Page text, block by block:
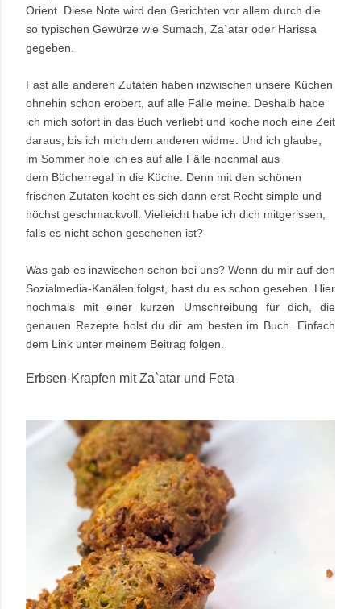
Orient. Diese Note wird den Gerichten vor allem durch die
so typischen Gewürze wie Sumach, Za`atar oder Harissa
gegeben.
Fast alle anderen Zutaten haben inzwischen unsere Küchen
ohnehin schon erobert, auf alle Fälle meine. Deshalb habe
ich mich sofort in das Buch verliebt und koche noch eine Zeit
daraus, bis ich mich dem anderen widme. Und ich glaube,
im Sommer hole ich es auf alle Fälle nochmal aus
dem Bücherregal in die Küche. Denn mit den schönen
frischen Zutaten kocht es sich dann erst Recht simple und
höchst geschmackvoll. Vielleicht habe ich dich mitgerissen,
falls es nicht schon geschehen ist?
Was gab es inzwischen schon bei uns? Wenn du mir auf den
Sozialmedia-Kanälen folgst, hast du es schon gesehen. Hier
nochmals mit einer kurzen Umschreibung für dich, die
genauen Rezepte holst du dir am besten im Buch. Einfach
dem Link unter meinem Beitrag folgen.
Erbsen-Krapfen mit Za`atar und Feta